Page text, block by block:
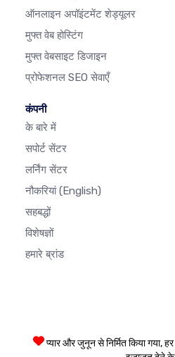
ऑनलाइन अपॉइंटमेंट शेड्यूलर
मुफ्त वेब होस्टिंग
मुफ्त वेबसाइट डिजाइन
प्रोफेशनल SEO सेवाएँ
कंपनी
के बारे में
सपोर्ट सेंटर
लर्निंग सेंटर
नौकरियां(English)
सहबद्धों
विशेषज्ञों
हमारे ब्रांड
प्यार और जुनून से निर्मित किया गया,